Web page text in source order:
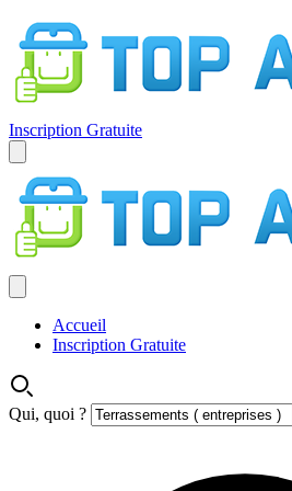
Inscription Gratuite
Accueil
Inscription Gratuite
Qui, quoi ?